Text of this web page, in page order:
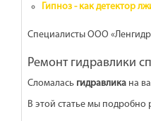
Гипноз - как детектор
Специалисты ООО
Ремонт гидравлики
Сломалась гидравлика на
В этой статье мы подробно